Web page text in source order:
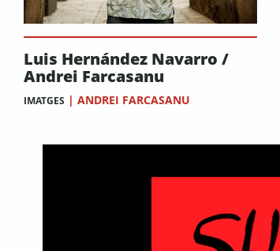
Luis Hernández Navarro /
Andrei Farcasanu
IMATGES | ANDREI FARCASANU